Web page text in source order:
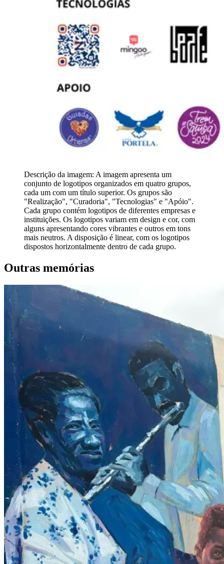
Descrição da imagem: A imagem apresenta um
conjunto de logotipos organizados em quatro grupos,
cada um com um título superior. Os grupos são
"Realização", "Curadoria", "Tecnologias" e "Apóio".
Cada grupo contém logotipos de diferentes empresas e
instituições. Os logotipos variam em design e cor, com
alguns apresentando cores vibrantes e outros em tons
mais neutros. A disposição é linear, com os logotipos
dispostos horizontalmente dentro de cada grupo.
Outras memórias